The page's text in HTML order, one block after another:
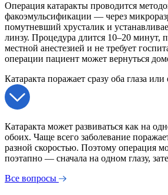
Операция катаракты проводится
факоэмульсификации — через
помутневший хрусталик и
линзу. Процедура длится 10–20 минут,
местной анестезией и не требует
операции пациент может вернуться
Катаракта поражает сразу оба глаза
Катаракта может развиваться как на
обоих. Чаще всего заболевание
разной скоростью. Поэтому операция
поэтапно — сначала на одном глазу,
Все вопросы